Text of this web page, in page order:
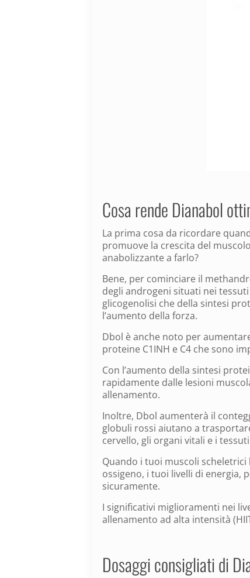
Cosa rende Dianabol
La prima cosa da ricordare
promuove la crescita del
anabolizzante a farlo?
Bene, per cominciare il
degli androgeni situati nei
glicogenolisi che della sintesi
l’aumento della forza.
Dbol è anche noto per
proteine C1INH e C4 che sono
Con l’aumento della sintesi
rapidamente dalle lesioni
allenamento.
Inoltre, Dbol aumenterà il
globuli rossi aiutano a
cervello, gli organi vitali e i
Quando i tuoi muscoli scheletrici
ossigeno, i tuoi livelli di energia,
sicuramente.
I significativi miglioramenti nei
allenamento ad alta intensità
Dosaggi consigliati di